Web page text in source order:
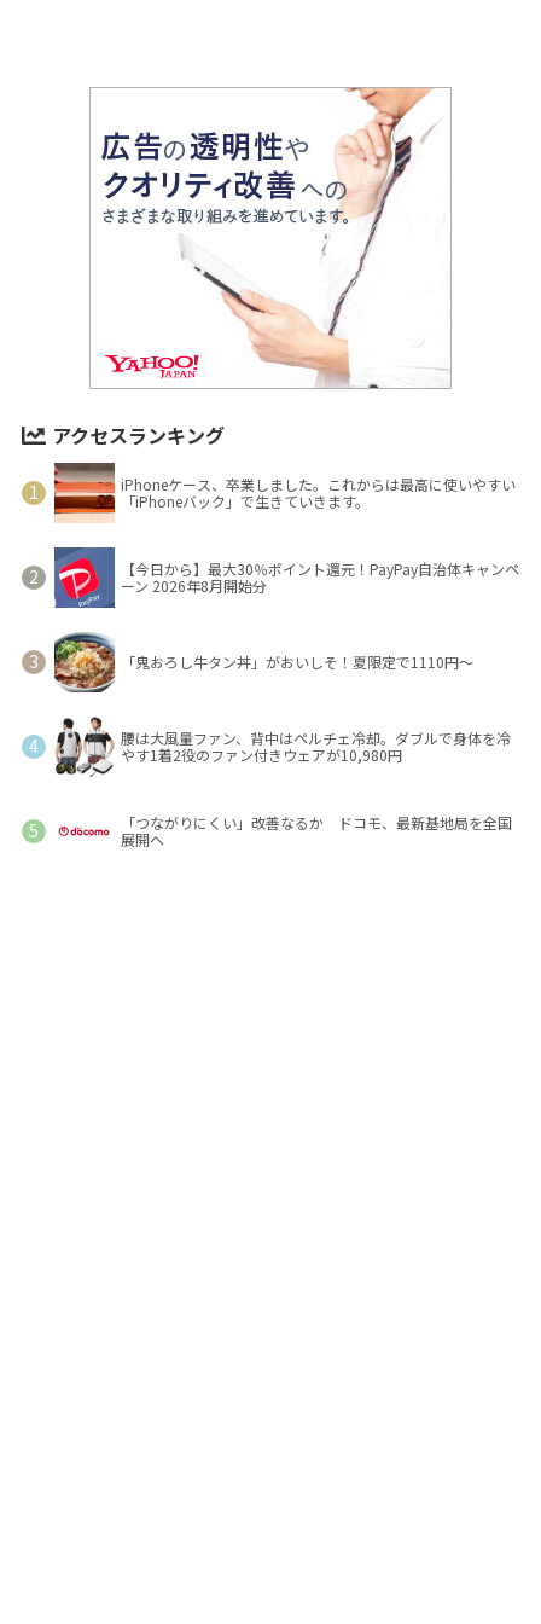
アクセスランキング
iPhoneケース、卒業しました。これからは最高に使いやすい
「iPhoneバック」で生きていきます。
【今日から】最大30％ポイント還元！PayPay自治体キャンペ
ーン 2026年8月開始分
「鬼おろし牛タン丼」がおいしそ！夏限定で1110円～
腰は大風量ファン、背中はペルチェ冷却。ダブルで身体を冷
やす1着2役のファン付きウェアが10,980円
「つながりにくい」改善なるか ドコモ、最新基地局を全国
展開へ